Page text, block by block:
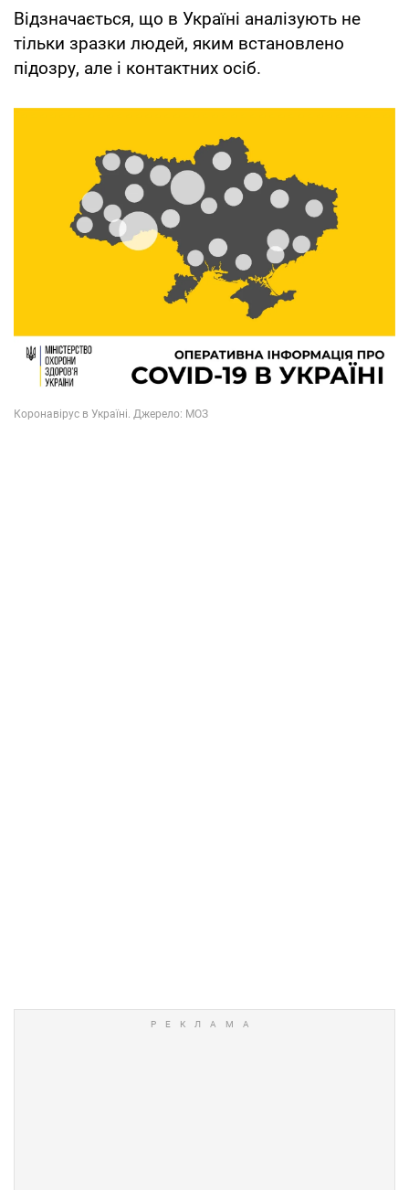
Відзначається, що в Україні аналізують не
тільки зразки людей, яким встановлено
підозру, але і контактних осіб.